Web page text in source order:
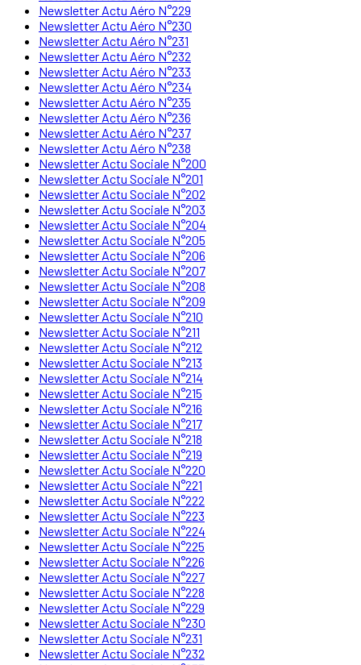
Newsletter Actu Aéro N°229
Newsletter Actu Aéro N°230
Newsletter Actu Aéro N°231
Newsletter Actu Aéro N°232
Newsletter Actu Aéro N°233
Newsletter Actu Aéro N°234
Newsletter Actu Aéro N°235
Newsletter Actu Aéro N°236
Newsletter Actu Aéro N°237
Newsletter Actu Aéro N°238
Newsletter Actu Sociale N°200
Newsletter Actu Sociale N°201
Newsletter Actu Sociale N°202
Newsletter Actu Sociale N°203
Newsletter Actu Sociale N°204
Newsletter Actu Sociale N°205
Newsletter Actu Sociale N°206
Newsletter Actu Sociale N°207
Newsletter Actu Sociale N°208
Newsletter Actu Sociale N°209
Newsletter Actu Sociale N°210
Newsletter Actu Sociale N°211
Newsletter Actu Sociale N°212
Newsletter Actu Sociale N°213
Newsletter Actu Sociale N°214
Newsletter Actu Sociale N°215
Newsletter Actu Sociale N°216
Newsletter Actu Sociale N°217
Newsletter Actu Sociale N°218
Newsletter Actu Sociale N°219
Newsletter Actu Sociale N°220
Newsletter Actu Sociale N°221
Newsletter Actu Sociale N°222
Newsletter Actu Sociale N°223
Newsletter Actu Sociale N°224
Newsletter Actu Sociale N°225
Newsletter Actu Sociale N°226
Newsletter Actu Sociale N°227
Newsletter Actu Sociale N°228
Newsletter Actu Sociale N°229
Newsletter Actu Sociale N°230
Newsletter Actu Sociale N°231
Newsletter Actu Sociale N°232